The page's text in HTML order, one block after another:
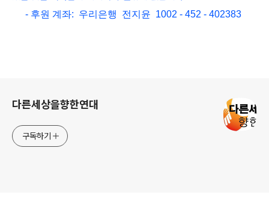
- 후원 계좌: 우리은행 전지윤 1002 - 452 - 402383
다른세상을향한연대
구독하기